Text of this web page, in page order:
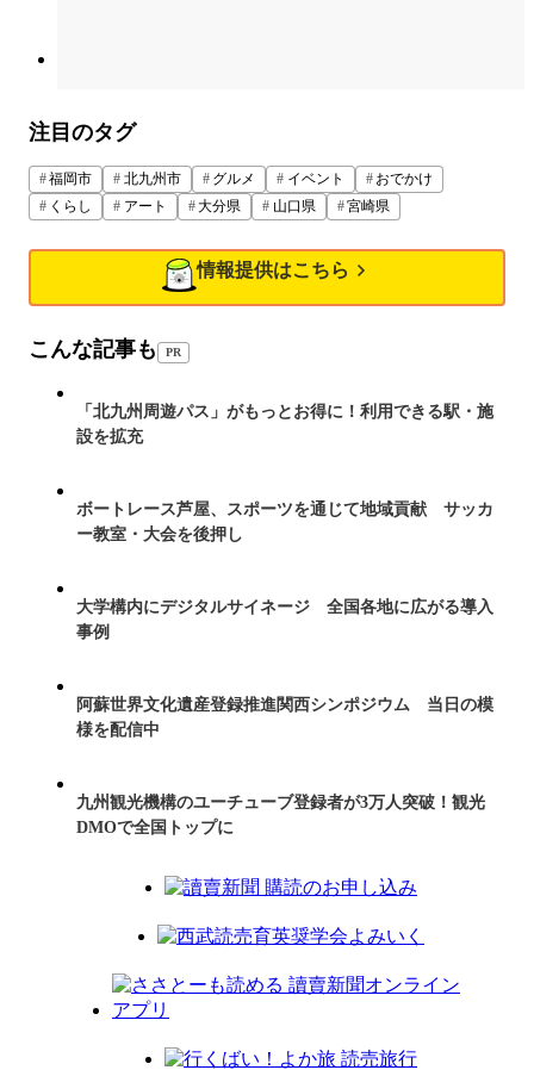
注目のタグ
福岡市 北九州市 グルメ イベント
おでかけ
くらし
アート 大分県 山口県 宮崎県
情報提供はこちら
こんな記事も PR
「北九州周遊パス」がもっとお得に！利用できる駅・施
設を拡充
ボートレース芦屋、スポーツを通じて地域貢献 サッカ
ー教室・大会を後押し
大学構内にデジタルサイネージ 全国各地に広がる導入
事例
阿蘇世界文化遺産登録推進関西シンポジウム 当日の模
様を配信中
九州観光機構のユーチューブ登録者が3万人突破！観光
DMOで全国トップに